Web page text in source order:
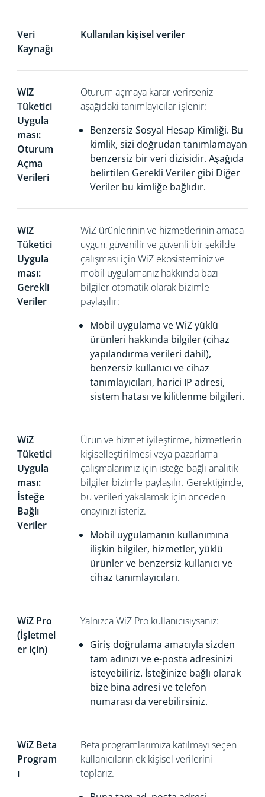
Veri
Kaynağı
Kullanılan kişisel veriler
WiZ
Tüketici
Uygula
ması:
Oturum
Açma
Verileri
Oturum açmaya karar verirseniz
aşağıdaki tanımlayıcılar işlenir:
Benzersiz Sosyal Hesap Kimliği. Bu
kimlik, sizi doğrudan tanımlamayan
benzersiz bir veri dizisidir. Aşağıda
belirtilen Gerekli Veriler gibi Diğer
Veriler bu kimliğe bağlıdır.
WiZ
Tüketici
Uygula
ması:
Gerekli
Veriler
WiZ ürünlerinin ve hizmetlerinin amaca
uygun, güvenilir ve güvenli bir şekilde
çalışması için WiZ ekosisteminiz ve
mobil uygulamanız hakkında bazı
bilgiler otomatik olarak bizimle
paylaşılır:
Mobil uygulama ve WiZ yüklü
ürünleri hakkında bilgiler (cihaz
yapılandırma verileri dahil),
benzersiz kullanıcı ve cihaz
tanımlayıcıları, harici IP adresi,
sistem hatası ve kilitlenme bilgileri.
WiZ
Tüketici
Uygula
ması:
İsteğe
Bağlı
Veriler
Ürün ve hizmet iyileştirme, hizmetlerin
kişiselleştirilmesi veya pazarlama
çalışmalarımız için isteğe bağlı analitik
bilgiler bizimle paylaşılır. Gerektiğinde,
bu verileri yakalamak için önceden
onayınızı isteriz.
Mobil uygulamanın kullanımına
ilişkin bilgiler, hizmetler, yüklü
ürünler ve benzersiz kullanıcı ve
cihaz tanımlayıcıları.
WiZ Pro
(İşletmel
er için)
Yalnızca WiZ Pro kullanıcısıysanız:
Giriş doğrulama amacıyla sizden
tam adınızı ve e-posta adresinizi
isteyebiliriz. İsteğinize bağlı olarak
bize bina adresi ve telefon
numarası da verebilirsiniz.
WiZ Beta
Program
ı
Beta programlarımıza katılmayı seçen
kullanıcıların ek kişisel verilerini
toplarız.